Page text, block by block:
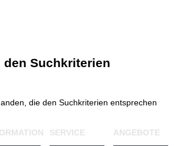
den Suchkriterien
die den Suchkriterien entsprechen
SERVICE ANGEBOTE